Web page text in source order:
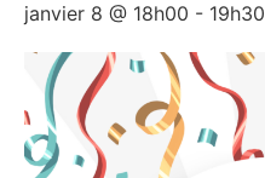
janvier 8 @ 18h00 - 19h30